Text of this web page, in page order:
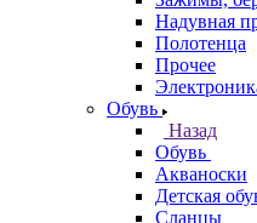
Надувная
Полотенца
Прочее
Обувь
Назад
Обувь
Акваноски
Детская
Сланцы